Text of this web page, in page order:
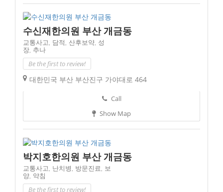
수신재한의원 부산 개금동
교통사고, 담적, 산후보약, 성
장, 추나
Be the first to review!
대한민국 부산 부산진구 가야대로 464
Call
Show Map
박지호한의원 부산 개금동
교통사고, 난치병, 방문진료,
보
양, 약침
Be the first to review!